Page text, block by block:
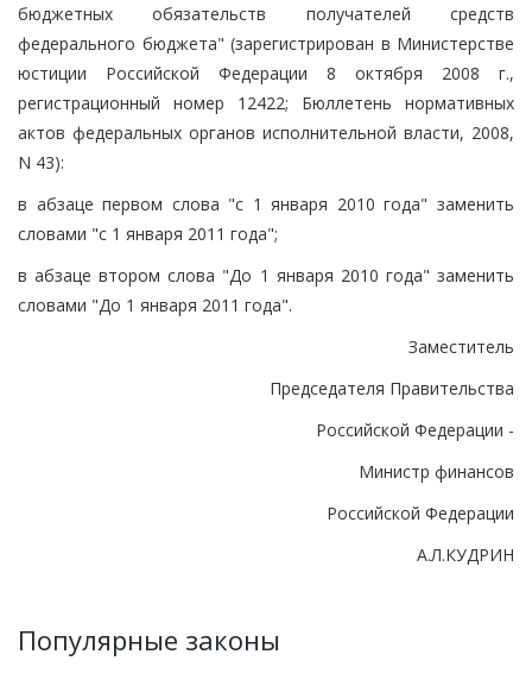
бюджетных обязательств получателей средств
федерального бюджета" (зарегистрирован в Министерстве
юстиции Российской Федерации 8 октября 2008 г.,
регистрационный номер 12422; Бюллетень нормативных
актов федеральных органов исполнительной власти, 2008,
N 43):
в абзаце первом слова "с 1 января 2010 года" заменить
словами "с 1 января 2011 года";
в абзаце втором слова "До 1 января 2010 года" заменить
словами "До 1 января 2011 года".
Заместитель
Председателя Правительства
Российской Федерации -
Министр финансов
Российской Федерации
А.Л.КУДРИН
Популярные законы